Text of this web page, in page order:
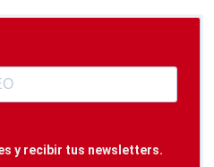
y recibir tus newsletters.